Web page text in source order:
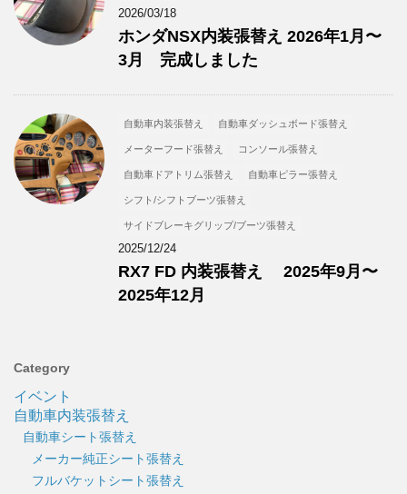
2026/03/18
ホンダNSX内装張替え 2026年1月〜
3月 完成しました
自動車内装張替え 自動車ダッシュボード張替え
メーターフード張替え コンソール張替え
自動車ドアトリム張替え 自動車ピラー張替え
シフト/シフトブーツ張替え
サイドブレーキグリップ/ブーツ張替え
2025/12/24
RX7 FD 内装張替え 2025年9月〜
2025年12月
Category
イベント
自動車内装張替え
自動車シート張替え
メーカー純正シート張替え
フルバケットシート張替え